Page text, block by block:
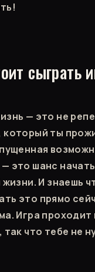
сыграть
— это не
ты
это шанс
жизни. И знаешь
это прямо
Игра проходит
что тебе не